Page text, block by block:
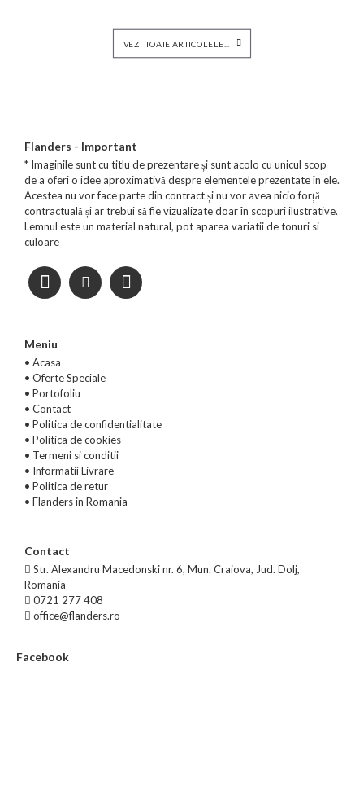
VEZI TOATE ARTICOLELE...
Flanders - Important
* Imaginile sunt cu titlu de prezentare și sunt acolo cu unicul scop
de a oferi o idee aproximativă despre elementele prezentate în ele.
Acestea nu vor face parte din contract și nu vor avea nicio forță
contractuală și ar trebui să fie vizualizate doar în scopuri ilustrative.
Lemnul este un material natural, pot aparea variatii de tonuri si
culoare
Meniu
• Acasa
• Oferte Speciale
• Portofoliu
• Contact
• Politica de confidentialitate
• Politica de cookies
• Termeni si conditii
• Informatii Livrare
• Politica de retur
• Flanders in Romania
Contact
Str. Alexandru Macedonski nr. 6, Mun. Craiova, Jud. Dolj,
Romania
0721 277 408
office@flanders.ro
Facebook